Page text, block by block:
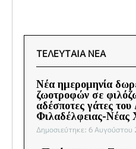
ΤΕΛΕΥΤΑΙΑ ΝΕΑ
Νέα ημερομηνία
ζωοτροφών σε
αδέσποτες γάτες
Φιλαδέλφειας-Νέας
Δημοσιεύτηκε: 6 Αυγούστου